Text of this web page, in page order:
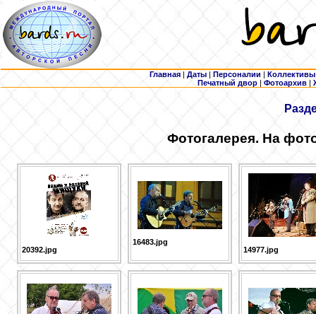
Главная | Даты | Персоналии | Коллективы
Печатный двор |Фотоархив |
Фотогалерея. На
20392.jpg
16483.jpg
14977.jpg